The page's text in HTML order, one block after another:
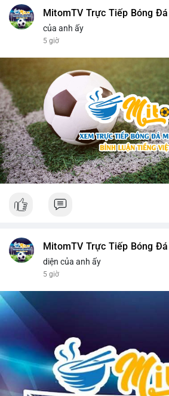
MitomTV Trực Tiếp Bóng Đá
của anh ấy
5 giờ
MitomTV Trực Tiếp Bóng Đá
diện của anh ấy
5 giờ